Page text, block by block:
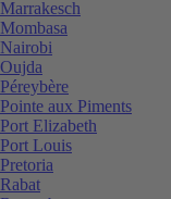
Marrakesch
Mombasa
Nairobi
Oujda
Péreybère
Pointe aux Piments
Port Elizabeth
Port Louis
Pretoria
Rabat